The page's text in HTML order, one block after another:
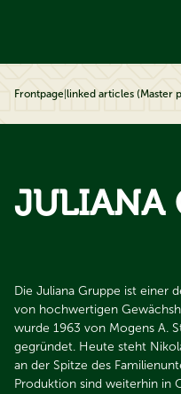
Frontpage linked articles (Master
JULIANA
Die Juliana Gruppe ist einer
von hochwertigen
wurde 1963 von Mogens A.
gegründet. Heute steht
an der Spitze des
Produktion sind weiterhin in